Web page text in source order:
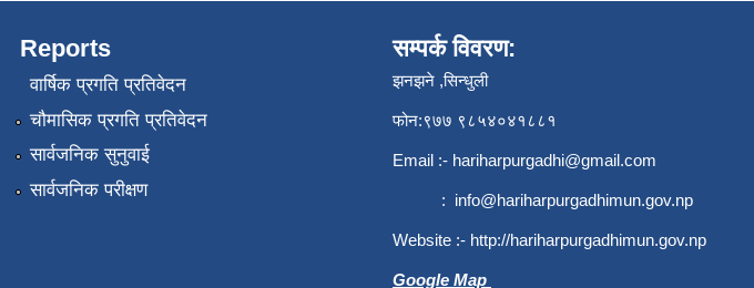
Reports
वार्षिक प्रगति प्रतिवेदन
चौमासिक प्रगति प्रतिवेदन
सार्वजनिक सुनुवाई
सार्वजनिक परीक्षण
सम्पर्क विवरण:
झनझने ,सिन्धुली
फोन:९७७ ९८५४०४१८८१
Email :- hariharpurgadhi@gmail.com
: info@hariharpurgadhimun.gov.np
Website :- http://hariharpurgadhimun.gov.np
Google Map